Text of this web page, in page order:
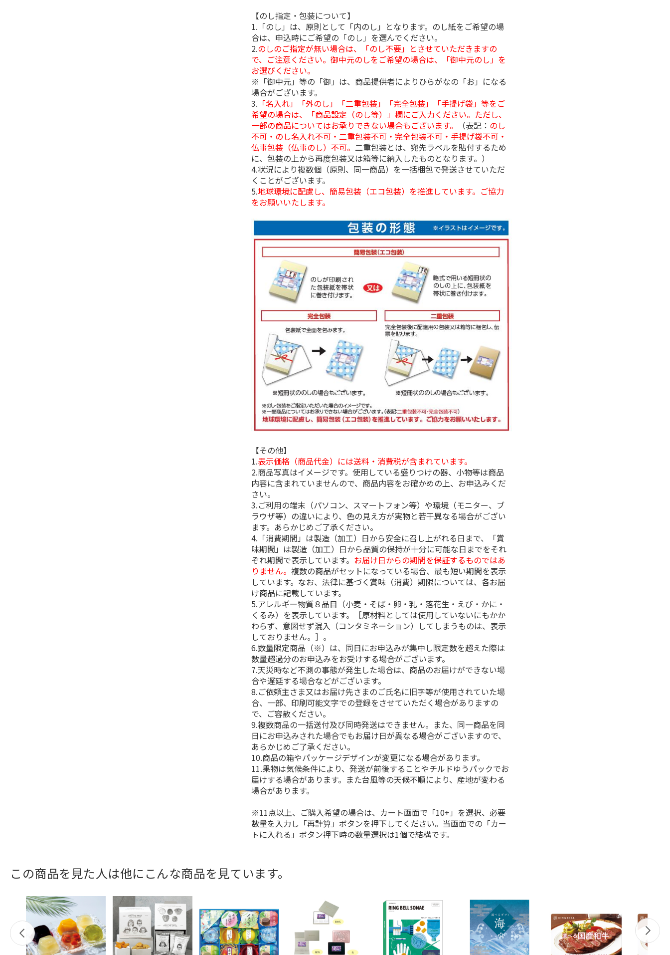
【のし指定・包装について】
1.「のし」は、原則として「内のし」となります。のし紙をご希望の場
合は、申込時にご希望の「のし」を選んでください。
2.のしのご指定が無い場合は、「のし不要」とさせていただきますの
で、ご注意ください。御中元のしをご希望の場合は、「御中元のし」を
お選びください。
※「御中元」等の「御」は、商品提供者によりひらがなの「お」になる
場合がございます。
3. 「名入れ」「外のし」「二重包装」「完全包装」「手提げ袋」等をご
希望の場合は、「商品設定（のし等）」欄にご入力ください。ただし、
一部の商品についてはお承りできない場合もございます。
（表記： のし
不可・のし名入れ不可・二重包装不可・完全包装不可・手提げ袋不可・
仏事包装（仏事のし）不可。 二重包装とは、宛先ラベルを貼付するため
に、包装の上から再度包装又は箱等に納入したものとなります。）
4.状況により複数個（原則、同一商品）を一括梱包で発送させていただ
くことがございます。
5.地球環境に配慮し、簡易包装（エコ包装）を推進しています。ご協力
をお願いいたします。
【その他】
1.表示価格（商品代金）には送料・消費税が含まれています。
2.商品写真はイメージです。使用している盛りつけの器、小物等は商品
内容に含まれていませんので、商品内容をお確かめの上、お申込みくだ
さい。
3.ご利用の端末（パソコン、スマートフォン等）や環境（モニター、ブ
ラウザ等）の違いにより、色の見え方が実物と若干異なる場合がござい
ます。あらかじめご了承ください。
4.「消費期間」は製造（加工）日から安全に召し上がれる日まで、「賞
味期間」は製造（加工）日から品質の保持が十分に可能な日までをそれ
ぞれ期間で表示しています。 お届け日からの期間を保証するものではあ
りません。複数の商品がセットになっている場合、最も短い期間を表示
しています。なお、法律に基づく賞味（消費）期限については、各お届
け商品に記載しています。
5.アレルギー物質８品目（小麦・そば・卵・乳・落花生・えび・かに・
くるみ）を表示しています。［原材料としては使用していないにもかか
わらず、意図せず混入（コンタミネーション）してしまうものは、表示
しておりません。］。
6.数量限定商品（※）は、同日にお申込みが集中し限定数を超えた際は
数量超過分のお申込みをお受けする場合がございます。
7.天災時など不測の事態が発生した場合は、商品のお届けができない場
合や遅延する場合などがございます。
8.ご依頼主さま又はお届け先さまのご氏名に旧字等が使用されていた場
合、一部、印刷可能文字での登録をさせていただく場合がありますの
で、ご容赦ください。
9.複数商品の一括送付及び同時発送はできません。また、同一商品を同
日にお申込みされた場合でもお届け日が異なる場合がございますので、
あらかじめご了承ください。
10.商品の箱やパッケージデザインが変更になる場合があります。
11.果物は気候条件により、発送が前後することやチルドゆうパックでお
届けする場合があります。また台風等の天候不順により、産地が変わる
場合があります。
※11点以上、ご購入希望の場合は、カート画面で「10+」を選択、必要
数量を入力し「再計算」ボタンを押下してください。当画面での「カー
トに入れる」ボタン押下時の数量選択は1個で結構です。
この商品を見た人は他にこんな商品を見ています。